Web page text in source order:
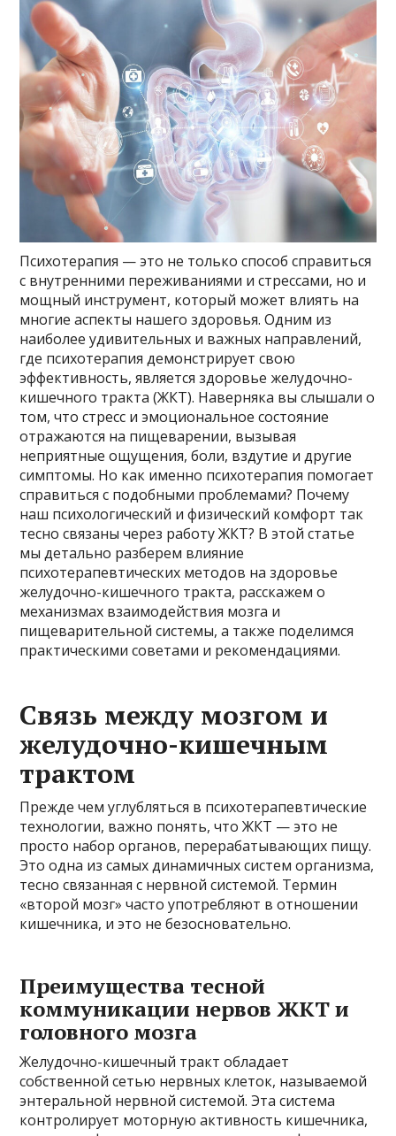
Психотерапия — это не только способ справиться
с внутренними переживаниями и стрессами, но и
мощный инструмент, который может влиять на
многие аспекты нашего здоровья. Одним из
наиболее удивительных и важных направлений,
где психотерапия демонстрирует свою
эффективность, является здоровье желудочно-
кишечного тракта (ЖКТ). Наверняка вы слышали о
том, что стресс и эмоциональное состояние
отражаются на пищеварении, вызывая
неприятные ощущения, боли, вздутие и другие
симптомы. Но как именно психотерапия помогает
справиться с подобными проблемами? Почему
наш психологический и физический комфорт так
тесно связаны через работу ЖКТ? В этой статье
мы детально разберем влияние
психотерапевтических методов на здоровье
желудочно-кишечного тракта, расскажем о
механизмах взаимодействия мозга и
пищеварительной системы, а также поделимся
практическими советами и рекомендациями.
Связь между мозгом и
желудочно-кишечным
трактом
Прежде чем углубляться в психотерапевтические
технологии, важно понять, что ЖКТ — это не
просто набор органов, перерабатывающих пищу.
Это одна из самых динамичных систем организма,
тесно связанная с нервной системой. Термин
«второй мозг» часто употребляют в отношении
кишечника, и это не безосновательно.
Преимущества тесной
коммуникации нервов ЖКТ и
головного мозга
Желудочно-кишечный тракт обладает
собственной сетью нервных клеток, называемой
энтеральной нервной системой. Эта система
контролирует моторную активность кишечника,